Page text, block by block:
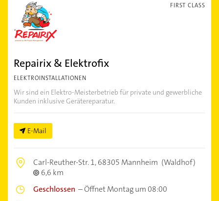
FIRST CLASS
Repairix & Elektrofix
ELEKTROINSTALLATIONEN
Wir sind ein Elektro-Meisterbetrieb für private und gewerbliche
Kunden inklusive Gerätereparatur.
E-Mail
Carl-Reuther-Str. 1,68305 Mannheim (Waldhof)
6,6 km
Geschlossen –Öffnet Montag um 08:00